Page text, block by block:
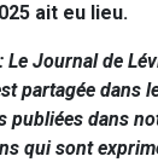
ait eu lieu.
Le Journal de
partagée dans
publiées dans
qui sont